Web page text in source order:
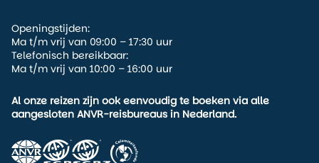
Openingstijden:
Ma t/m vrij van 09:00 – 17:30 uur
Telefonisch bereikbaar:
Ma t/m vrij van 10:00 – 16:00 uur
Al onze reizen zijn ook eenvoudig te boeken via alle
aangesloten ANVR-reisbureaus in Nederland.